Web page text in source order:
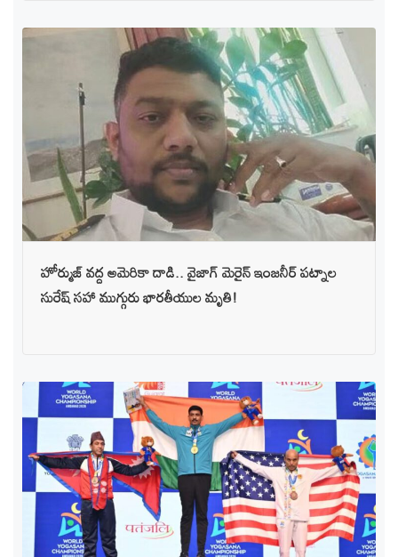
హోర్ముజ్ వద్ద అమెరికా దాడి.. వైజాగ్ మెరైన్ ఇంజనీర్ పట్నాల
సురేష్ సహా ముగ్గురు భారతీయుల మృతి!